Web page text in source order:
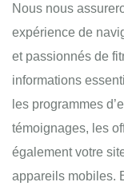
Nous nous
expérience de
et passionnés de
informations
les programmes
témoignages, les
également votre
appareils mobiles.